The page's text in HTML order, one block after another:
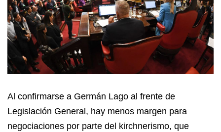
Al confirmarse a Germán Lago al frente de
Legislación General, hay menos margen para
negociaciones por parte del kirchnerismo, que